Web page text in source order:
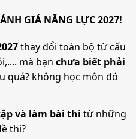
GIÁ NĂNG LỰC 2027!
thay đổi toàn bộ từ cấu
mà bạn chưa biết phải
quả? không học môn đó
và làm bài thi từ những
thi?